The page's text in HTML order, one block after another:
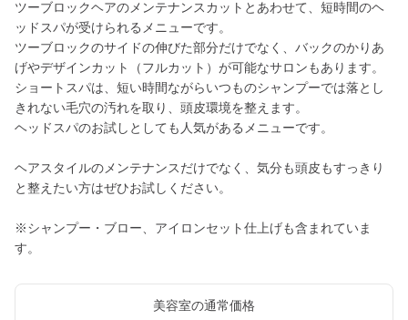
ツーブロックヘアのメンテナンスカットとあわせて、短時間のヘ
ッドスパが受けられるメニューです。
ツーブロックのサイドの伸びた部分だけでなく、バックのかりあ
げやデザインカット（フルカット）が可能なサロンもあります。
ショートスパは、短い時間ながらいつものシャンプーでは落とし
きれない毛穴の汚れを取り、頭皮環境を整えます。
ヘッドスパのお試しとしても人気があるメニューです。
ヘアスタイルのメンテナンスだけでなく、気分も頭皮もすっきり
と整えたい方はぜひお試しください。
※シャンプー・ブロー、アイロンセット仕上げも含まれていま
す。
美容室の通常価格